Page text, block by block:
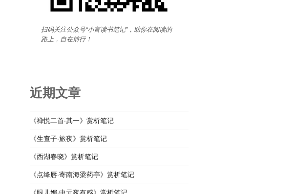
扫码关注公众号“小言读书笔记”，助你在阅读的
路上，自在前行！
近期文章
《禅悦二首·其一》赏析笔记
《生查子·旅夜》赏析笔记
《西湖春晓》赏析笔记
《点绛唇·寄南海梁药亭》赏析笔记
《眼儿媚·中元夜有感》赏析笔记